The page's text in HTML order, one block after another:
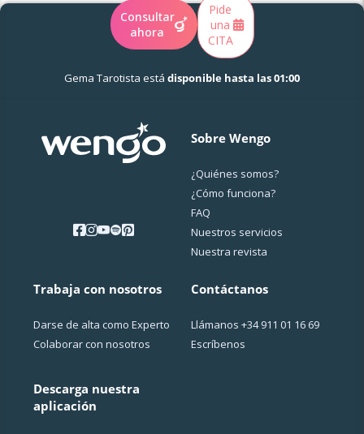
Consultar
ahora
Pide
una
CITA
Gema Tarotista está disponible hasta las 01:00
Sobre Wengo
¿Quiénes somos?
¿Cо́mo funciona?
FAQ
Nuestros servicios
Nuestra revista
Trabaja con nosotros
Darse de alta como Experto
Colaborar con nosotros
Descarga nuestra
aplicación
Contáctanos
Llámanos +34 911 01 16 69
Escríbenos